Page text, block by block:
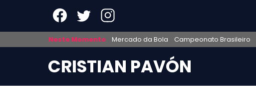
Neste Momento Mercado da Bola Campeonato Brasileiro
CRISTIAN PAVÓN